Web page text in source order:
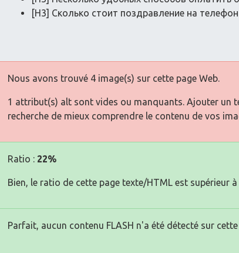
[H3] Сколько стоит поздравление на телефон
Nous avons trouvé 4 image(s) sur cette page Web.
1 attribut(s) alt sont vides ou manquants. Ajouter un
recherche de mieux comprendre le contenu de vos
Ratio : 22%
Bien, le ratio de cette page texte/HTML est supérieur
Parfait, aucun contenu FLASH n'a été détecté sur cette